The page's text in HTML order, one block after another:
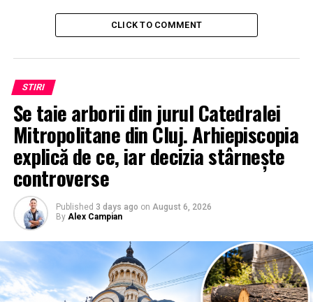
CLICK TO COMMENT
STIRI
Se taie arborii din jurul Catedralei
Mitropolitane din Cluj. Arhiepiscopia
explică de ce, iar decizia stârnește
controverse
Published 3 days ago on August 6, 2026
By Alex Campian